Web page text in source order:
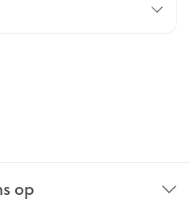
op